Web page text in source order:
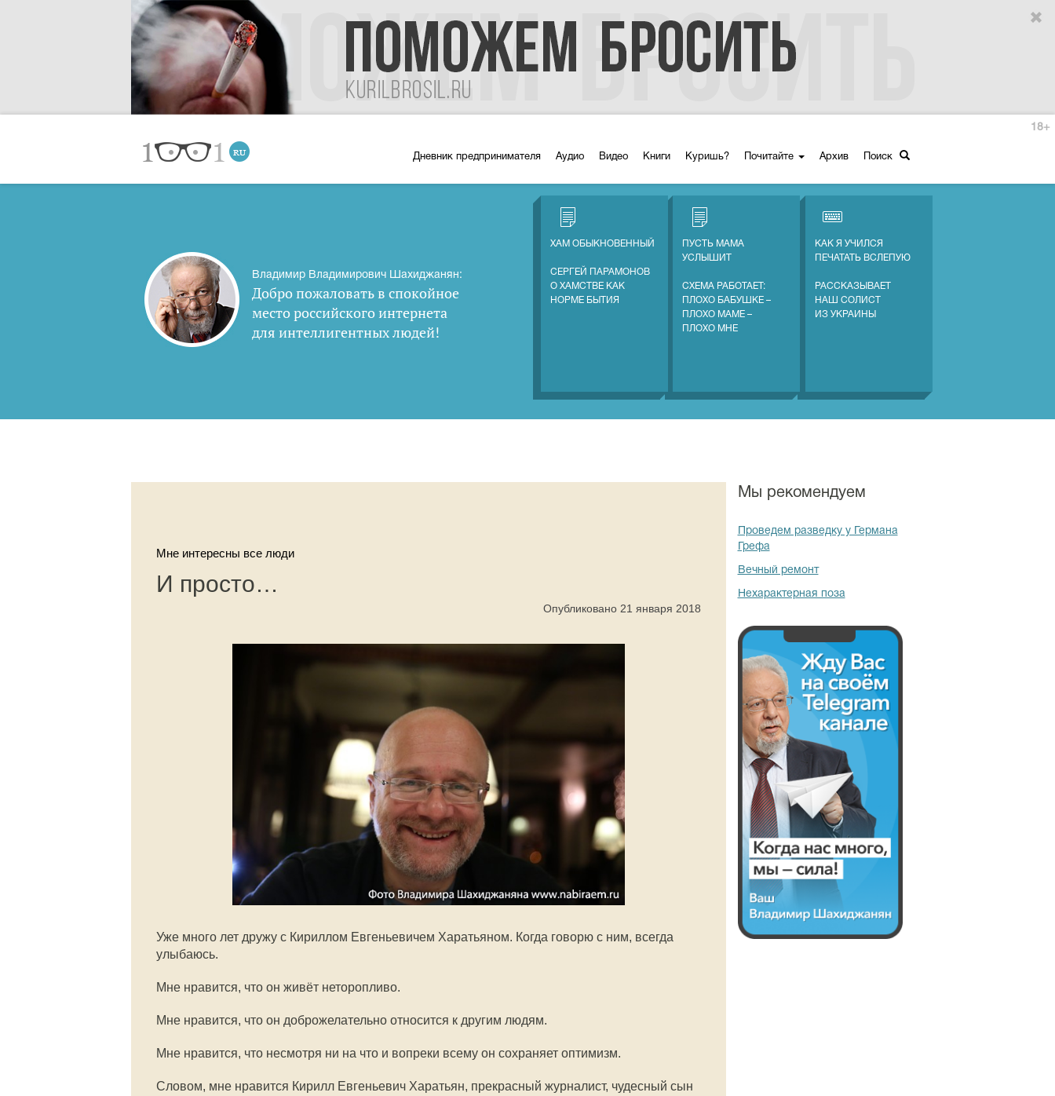
Дневник предпринимателя Аудио Видео Книги Куришь? Почитайте Архив Поиск
18+
Владимир Владимирович Шахиджанян:
Добро пожаловать в спокойное
место российского интернета
для интеллигентных людей!
ХАМ ОБЫКНОВЕННЫЙ
СЕРГЕЙ ПАРАМОНОВ
О ХАМСТВЕ КАК
НОРМЕ БЫТИЯ
ПУСТЬ МАМА
УСЛЫШИТ
СХЕМА РАБОТАЕТ:
ПЛОХО БАБУШКЕ –
ПЛОХО МАМЕ –
ПЛОХО МНЕ
КАК Я УЧИЛСЯ
ПЕЧАТАТЬ ВСЛЕПУЮ
РАССКАЗЫВАЕТ
НАШ СОЛИСТ
ИЗ УКРАИНЫ
Мне интересны все люди
И просто…
Опубликовано 21 января 2018
Уже много лет дружу с Кириллом Евгеньевичем Харатьяном. Когда говорю с ним, всегда
улыбаюсь.
Мне нравится, что он живёт неторопливо.
Мне нравится, что он доброжелательно относится к другим людям.
Мне нравится, что несмотря ни на что и вопреки всему он сохраняет оптимизм.
Словом, мне нравится Кирилл Евгеньевич Харатьян, прекрасный журналист, чудесный сын
Мы рекомендуем
Проведем разведку у Германа
Грефа
Вечный ремонт
Нехарактерная поза